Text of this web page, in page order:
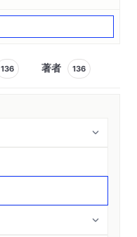
136 著者 136